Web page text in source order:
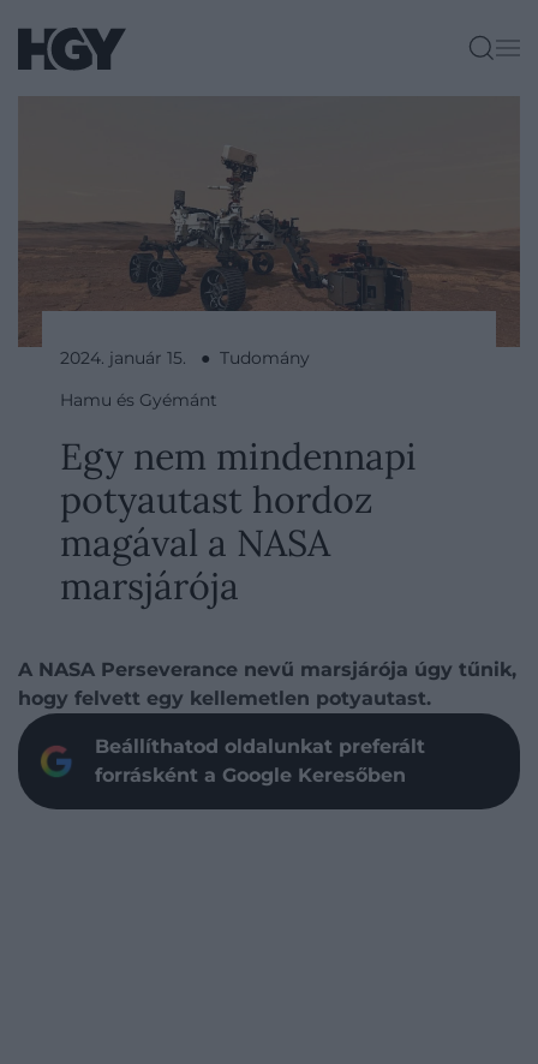
2024. január 15. ● Tudomány
Hamu és Gyémánt
Egy nem mindennapi
potyautast hordoz
magával a NASA
marsjárója
A NASA Perseverance nevű marsjárója úgy tűnik,
hogy felvett egy kellemetlen potyautast.
Beállíthatod oldalunkat preferált
forrásként a Google Keresőben